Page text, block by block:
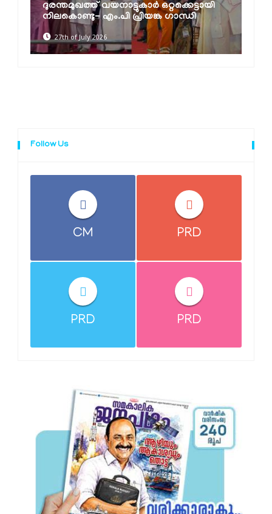
ദുരന്തമുഖത്ത് വയനാട്ടുകാര്‍ ഒറ്റക്കെട്ടായി
നിലകൊണ്ടു- എം.പി പ്രിയങ്ക ഗാന്ധി
27th of July 2026
Follow Us
CM PRD
PRD PRD